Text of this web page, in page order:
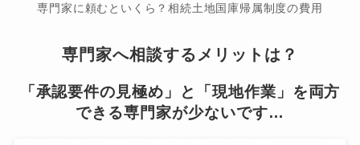
専門家に頼むといくら？相続土地国庫帰属制度の費用
専門家へ相談するメリットは？
「承認要件の見極め」と「現地作業」を両方
できる専門家が少ないです…